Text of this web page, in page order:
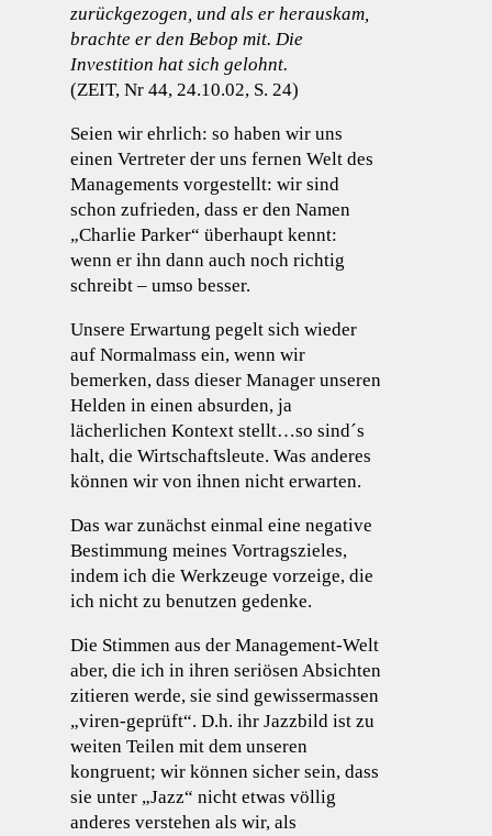
zurückgezogen, und als er herauskam,
brachte er den Bebop mit. Die
Investition hat sich gelohnt.
(ZEIT, Nr 44, 24.10.02, S. 24)
Seien wir ehrlich: so haben wir uns
einen Vertreter der uns fernen Welt des
Managements vorgestellt: wir sind
schon zufrieden, dass er den Namen
„Charlie Parker“ überhaupt kennt:
wenn er ihn dann auch noch richtig
schreibt – umso besser.
Unsere Erwartung pegelt sich wieder
auf Normalmass ein, wenn wir
bemerken, dass dieser Manager unseren
Helden in einen absurden, ja
lächerlichen Kontext stellt…so sind´s
halt, die Wirtschaftsleute. Was anderes
können wir von ihnen nicht erwarten.
Das war zunächst einmal eine negative
Bestimmung meines Vortragszieles,
indem ich die Werkzeuge vorzeige, die
ich nicht zu benutzen gedenke.
Die Stimmen aus der Management-Welt
aber, die ich in ihren seriösen Absichten
zitieren werde, sie sind gewissermassen
„viren-geprüft“. D.h. ihr Jazzbild ist zu
weiten Teilen mit dem unseren
kongruent; wir können sicher sein, dass
sie unter „Jazz“ nicht etwas völlig
anderes verstehen als wir, als